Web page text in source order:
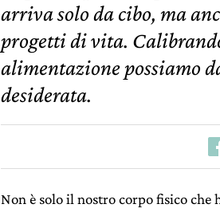
arriva solo da cibo, ma
progetti di vita.
alimentazione possiamo
desiderata.
Non è solo il nostro corpo fisico che